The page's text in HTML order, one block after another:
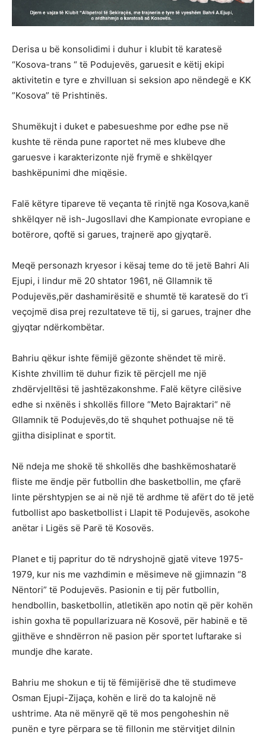
Derisa u bë konsolidimi i duhur i klubit të karatesë
“Kosova-trans “ të Podujevës, garuesit e këtij ekipi
aktivitetin e tyre e zhvilluan si seksion apo nëndegë e KK
”Kosova” të Prishtinës.
Shumëkujt i duket e pabesueshme por edhe pse në
kushte të rënda pune raportet në mes klubeve dhe
garuesve i karakterizonte një frymë e shkëlqyer
bashkëpunimi dhe miqësie.
Falë këtyre tipareve të veçanta të rinjtë nga Kosova,kanë
shkëlqyer në ish-Jugosllavi dhe Kampionate evropiane e
botërore, qoftë si garues, trajnerë apo gjyqtarë.
Meqë personazh kryesor i kësaj teme do të jetë Bahri Ali
Ejupi, i lindur më 20 shtator 1961, në Gllamnik të
Podujevës,për dashamirësitë e shumtë të karatesë do t’i
veçojmë disa prej rezultateve të tij, si garues, trajner dhe
gjyqtar ndërkombëtar.
Bahriu qëkur ishte fëmijë gëzonte shëndet të mirë.
Kishte zhvillim të duhur fizik të përcjell me një
zhdërvjelltësi të jashtëzakonshme. Falë këtyre cilësive
edhe si nxënës i shkollës fillore “Meto Bajraktari“ në
Gllamnik të Podujevës,do të shquhet pothuajse në të
gjitha disiplinat e sportit.
Në ndeja me shokë të shkollës dhe bashkëmoshatarë
fliste me ëndje për futbollin dhe basketbollin, me çfarë
linte përshtypjen se ai në një të ardhme të afërt do të jetë
futbollist apo basketbollist i Llapit të Podujevës, asokohe
anëtar i Ligës së Parë të Kosovës.
Planet e tij papritur do të ndryshojnë gjatë viteve 1975-
1979, kur nis me vazhdimin e mësimeve në gjimnazin “8
Nëntori” të Podujevës. Pasionin e tij për futbollin,
hendbollin, basketbollin, atletikën apo notin që për kohën
ishin goxha të popullarizuara në Kosovë, për habinë e të
gjithëve e shndërron në pasion për sportet luftarake si
mundje dhe karate.
Bahriu me shokun e tij të fëmijërisë dhe të studimeve
Osman Ejupi-Zijaça, kohën e lirë do ta kalojnë në
ushtrime. Ata në mënyrë që të mos pengoheshin në
punën e tyre përpara se të fillonin me stërvitjet dilnin